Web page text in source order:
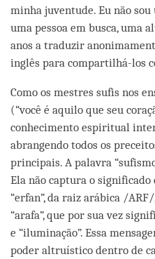
minha juventude. Eu não
uma pessoa em busca, uma
anos a traduzir
inglês para compartilhá-los
Como os mestres sufis nos
(“você é aquilo que seu
conhecimento espiritual
abrangendo todos os
principais. A palavra
Ela não captura o
“erfan”, da raiz arábica /
“arafa”, que por sua vez
e “iluminação”. Essa
poder altruístico dentro de